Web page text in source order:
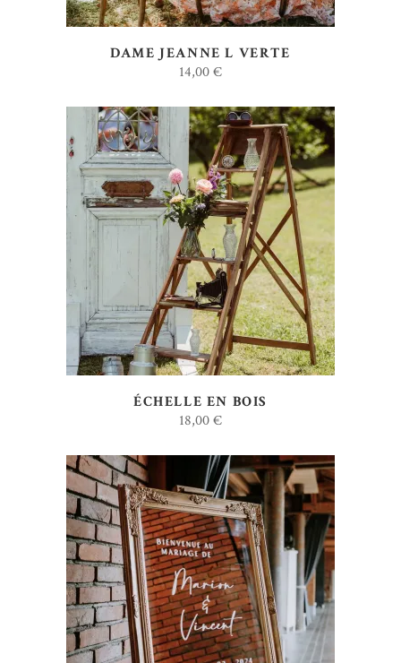
DAME JEANNE L VERTE
14,00€
AJOUTER AU DEVIS
ÉCHELLE EN BOIS
18,00€
AJOUTER AU DEVIS